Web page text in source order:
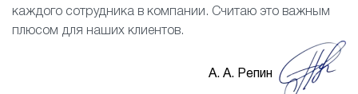
каждого сотрудника в компании. Считаю это важным
плюсом для наших клиентов.
А. А. Репин